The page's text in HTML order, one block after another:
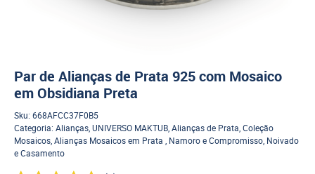
Par de Alianças de Prata 925 com Mosaico
em Obsidiana Preta
Sku: 668AFCC37F0B5
Categoria: Alianças UNIVERSO MAKTUB Alianças de Prata Coleção
Mosaicos Alianças Mosaicos em Prata Namoro e Compromisso Noivado
e Casamento